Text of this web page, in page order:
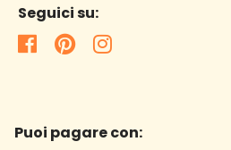
Seguici su:
Puoi pagare con: